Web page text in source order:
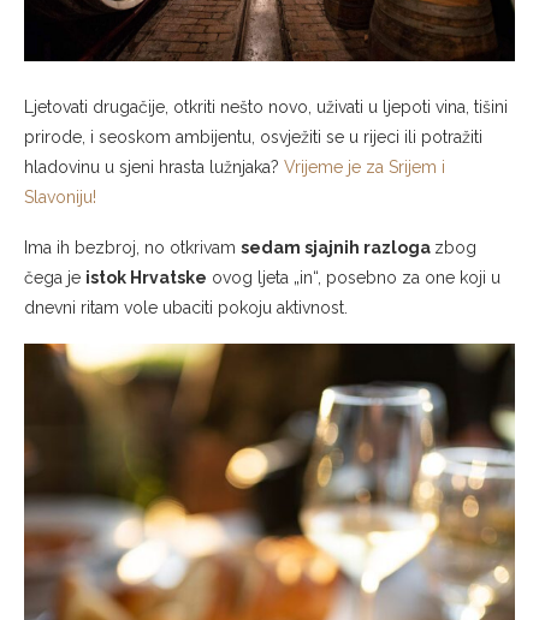
Ljetovati drugačije, otkriti nešto novo, uživati u ljepoti vina, tišini
prirode, i seoskom ambijentu, osvježiti se u rijeci ili potražiti
hladovinu u sjeni hrasta lužnjaka? Vrijeme je za Srijem i
Slavoniju!
Ima ih bezbroj, no otkrivam sedam sjajnih razloga zbog
čega je istok Hrvatske ovog ljeta „in“, posebno za one koji u
dnevni ritam vole ubaciti pokoju aktivnost.